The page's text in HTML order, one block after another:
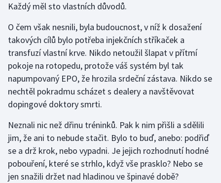
Každý měl sto vlastních důvodů.
O čem však nesnili, byla budoucnost, v níž k dosažení
takových cílů bylo potřeba injekčních stříkaček a
transfuzí vlastní krve. Nikdo netoužil šlapat v přítmí
pokoje na rotopedu, protože váš systém byl tak
napumpovaný EPO, že hrozila srdeční zástava. Nikdo se
nechtěl pokradmu scházet s dealery a navštěvovat
dopingové doktory smrti.
Neznali nic než dřinu tréninků. Pak k nim přišli a sdělili
jim, že ani to nebude stačit. Bylo to buď, anebo: podřiď
se a drž krok, nebo vypadni. Je jejich rozhodnutí hodné
pobouření, které se strhlo, když vše prasklo? Nebo se
jen snažili držet nad hladinou ve špinavé době?